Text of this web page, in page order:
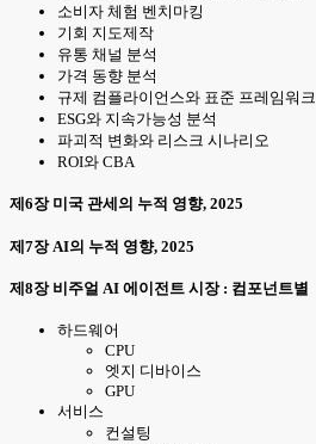
소비자 체험 벤치마킹
기회 지도제작
유통 채널 분석
가격 동향 분석
규제 컴플라이언스와 표준 프레임워크
ESG와 지속가능성 분석
파괴적 변화와 리스크 시나리오
ROI와 CBA
제6장 미국 관세의 누적 영향, 2025
제7장 AI의 누적 영향, 2025
제8장 비주얼 AI 에이전트 시장 : 컴포넌트별
하드웨어
CPU
엣지 디바이스
GPU
서비스
컨설팅